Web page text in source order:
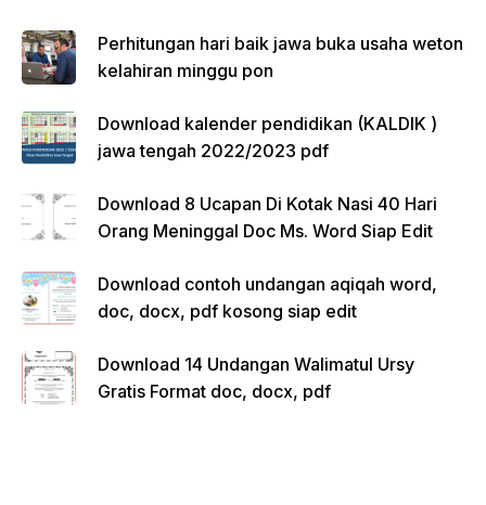
Perhitungan hari baik jawa buka usaha weton
kelahiran minggu pon
Download kalender pendidikan (KALDIK )
jawa tengah 2022/2023 pdf
Download 8 Ucapan Di Kotak Nasi 40 Hari
Orang Meninggal Doc Ms. Word Siap Edit
Download contoh undangan aqiqah word,
doc, docx, pdf kosong siap edit
Download 14 Undangan Walimatul Ursy
Gratis Format doc, docx, pdf